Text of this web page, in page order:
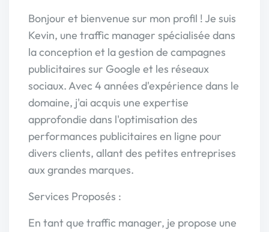
Bonjour et bienvenue sur mon profil ! Je suis
Kevin, une traffic manager spécialisée dans
la conception et la gestion de campagnes
publicitaires sur Google et les réseaux
sociaux. Avec 4 années d'expérience dans le
domaine, j'ai acquis une expertise
approfondie dans l'optimisation des
performances publicitaires en ligne pour
divers clients, allant des petites entreprises
aux grandes marques.
Services Proposés :
En tant que traffic manager, je propose une